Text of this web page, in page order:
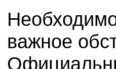
важное